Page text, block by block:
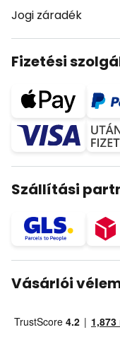
Jogi záradék
Fizetési
Szállítási
Vásárlói